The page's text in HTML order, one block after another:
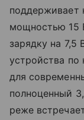
поддерживает
мощностью 15
зарядку на 7,5
устройства
для
полноценный
реже